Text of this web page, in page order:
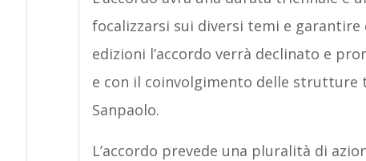
focalizzarsi sui diversi temi e
edizioni l’accordo verrà declinato e
e con il coinvolgimento delle
Sanpaolo.
L’accordo prevede una pluralità di